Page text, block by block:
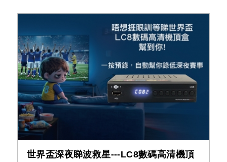
世界盃深夜睇波救星---LC8數碼高清機頂